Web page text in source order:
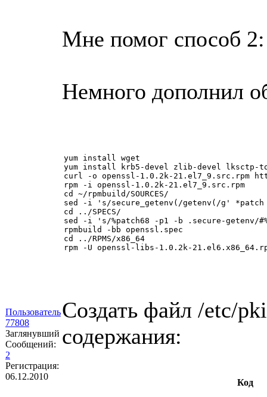
Пользователь
77808
Заглянувший
Сообщений:
2
Регистрация:
06.12.2010
Мне помог способ 2:
Немного дополнил
yum install wget
yum install krb5-devel zlib-devel lksctp-
curl -o openssl-1.0.2k-21.el7_9.src.rpm
rpm -i openssl-1.0.2k-21.el7_9.src.rpm
cd ~/rpmbuild/SOURCES/
sed -i 's/secure_getenv(/getenv(/g' *patch
cd ../SPECS/
sed -i 's/%patch68 -p1 -b .secure-getenv/
rpmbuild -bb openssl.spec
cd ../RPMS/x86_64
rpm -U openssl-libs-1.0.2k-
Создать файл /etc/
содержания:
Код